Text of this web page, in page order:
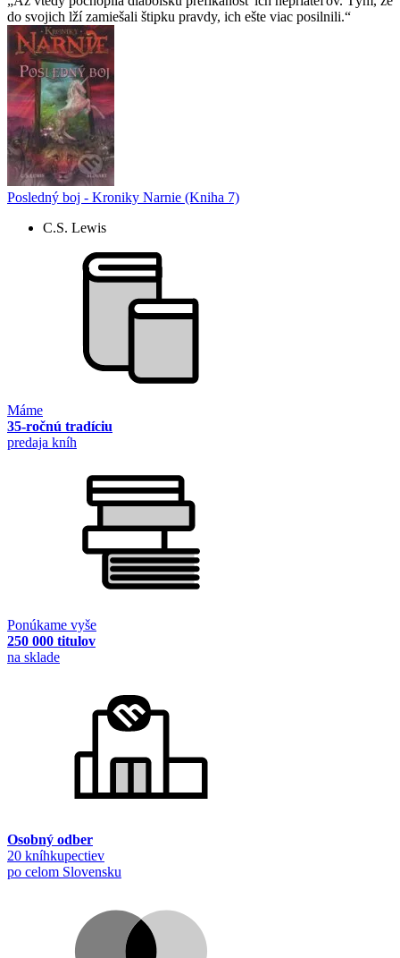
do svojich lží zamiešali štipku pravdy, ich ešte viac posilnili.
Posledný boj - Kroniky Narnie (Kniha 7)
C.S. Lewis
Máme
35-ročnú tradíciu
predaja kníh
Ponúkame vyše
250 000 titulov
na sklade
Osobný odber
20 kníhkupectiev
po celom Slovensku